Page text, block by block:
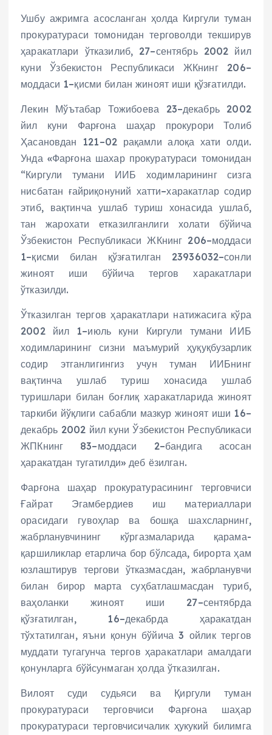
Ушбу ажримга асосланган ҳолда Киргули туман
прокуратураси томонидан терговолди текширув
ҳаракатлари ўтказилиб, 27–сентябрь 2002 йил
куни Ўзбекистон Республикаси ЖКнинг 206–
моддаси 1–қисми билан жиноят иши қўзғатилди.
Лекин Мўътабар Тожибоева 23–декабрь 2002
йил куни Фарғона шаҳар прокурори Толиб
Ҳасановдан 121–02 рақамли алоқа хати олди.
Унда «Фарғона шахар прокуратураси томонидан
“Киргули тумани ИИБ ходимларининг сизга
нисбатан ғайриқонуний хатти–харакатлар содир
этиб, вақтинча ушлаб туриш хонасида ушлаб,
тан жарохати етказилганлиги холати бўйича
Ўзбекистон Республикаси ЖКнинг 206–моддаси
1–қисми билан қўзғатилган 23936032–сонли
жиноят иши бўйича тергов харакатлари
ўтказилди.
Ўтказилган тергов ҳаракатлари натижасига кўра
2002 йил 1–июль куни Киргули тумани ИИБ
ходимларининг сизни маъмурий ҳуқуқбузарлик
содир этганлигингиз учун туман ИИБнинг
вақтинча ушлаб туриш хонасида ушлаб
туришлари билан боғлиқ харакатларида жиноят
таркиби йўқлиги сабабли мазкур жиноят иши 16–
декабрь 2002 йил куни Ўзбекистон Республикаси
ЖПКнинг 83–моддаси 2–бандига асосан
ҳаракатдан тугатилди» деб ёзилган.
Фарғона шаҳар прокуратурасининг терговчиси
Ғайрат Эгамбердиев иш материаллари
орасидаги гувоҳлар ва бошқа шахсларнинг,
жабрланувчининг кўргазмаларида қарама-
қаршиликлар етарлича бор бўлсада, бирорта ҳам
юзлаштирув тергови ўтказмасдан, жабрланувчи
билан бирор марта суҳбатлашмасдан туриб,
ваҳоланки жиноят иши 27–сентябрда
қўзғатилган, 16–декабрда ҳаракатдан
тўхтатилган, яъни қонун бўйича 3 ойлик тергов
муддати тугагунча тергов ҳаракатлари амалдаги
қонунларга бўйсунмаган ҳолда ўтказилган.
Вилоят суди судьяси ва Қиргули туман
прокуратураси терговчиси Фарғона шаҳар
прокуратураси терговчисичалик ҳукукий билимга